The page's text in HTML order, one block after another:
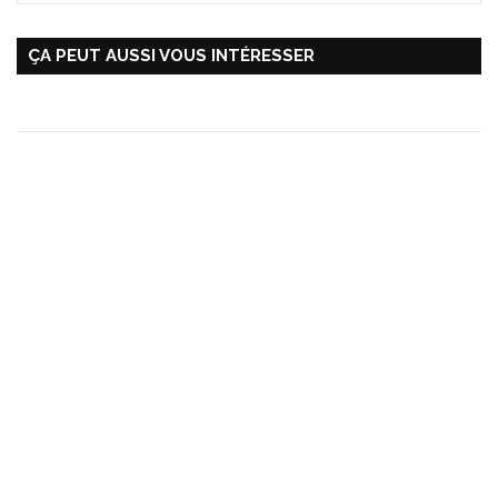
ÇA PEUT AUSSI VOUS INTÉRESSER